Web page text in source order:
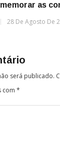
as
28 De Agosto De
será publicado.
com *